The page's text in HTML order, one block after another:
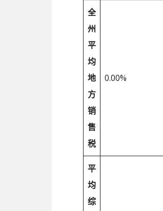
全
州
平
均
地
方
销
售
税
0.00%
平
均
综